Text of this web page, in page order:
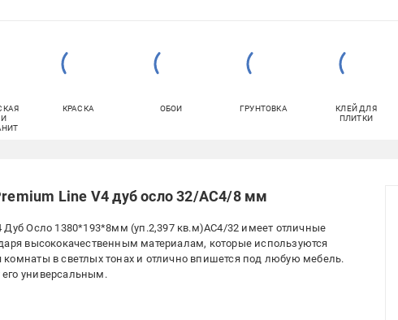
КРАСКА ОБОИ ГРУНТОВКА
КЛЕЙ ДЛЯ
ПЛИТКИ
Line V4 дуб осло 32/АС4/8 мм
Дуб Осло 1380*193*8мм (уп.2,397 кв.м)АС4/32 имеет отличные
высококачественным материалам, которые используются
в светлых тонах и отлично впишется под любую мебель.
универсальным.